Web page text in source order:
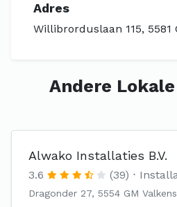
Adres
Willibrorduslaan 115, 5581
Andere
Alwako Installaties B.V.
3.6 (39)
Dragonder 27, 5554 GM